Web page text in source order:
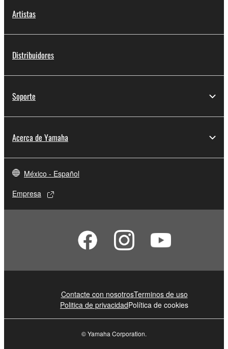
Artistas
Distribuidores
Soporte
Acerca de Yamaha
México - Español
Empresa
Contacte con nosotrosTerminos de uso
Politica de privacidadPolítica de cookies
© Yamaha Corporation.